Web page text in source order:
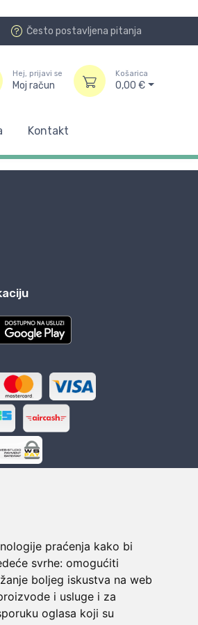
praćenja kako bi
svrhe: omogućiti
boljeg iskustva na web
i usluge i za
oglasa koji su
Često postavljena pitanja
Hej, prijavi se
Moj račun
Košarica
0,00 €
Kontakt
obročno plaćanje
24 rata bez kamata